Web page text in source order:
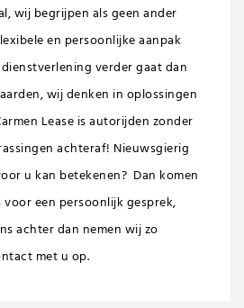
wij begrijpen als geen ander
en persoonlijke aanpak
verder gaat dan
wij denken in oplossingen
Lease is autorijden zonder
achteraf! Nieuwsgierig
u kan betekenen? Dan komen
een persoonlijk gesprek,
achter dan nemen wij zo
met u op.